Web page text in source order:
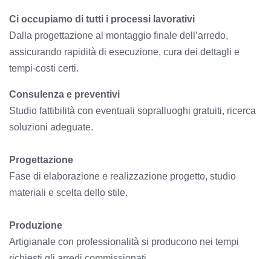
Ci occupiamo di tutti i processi lavorativi
Dalla progettazione al montaggio finale dell’arredo,
assicurando rapidità di esecuzione, cura dei dettagli e
tempi-costi certi.
Consulenza e preventivi
Studio fattibilità con eventuali sopralluoghi gratuiti, ricerca
soluzioni adeguate.
Progettazione
Fase di elaborazione e realizzazione progetto, studio
materiali e scelta dello stile.
Produzione
Artigianale con professionalità si producono nei tempi